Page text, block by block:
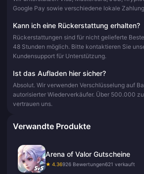
Google Pay sowie verschiedene lokale
Kann ich eine Rückerstattung erhalten?
Rückerstattungen sind für nicht gelieferte
48 Stunden möglich. Bitte kontaktieren Sie
Kundensupport für Unterstützung.
Ist das Aufladen hier sicher?
Absolut. Wir verwenden Verschlüsselung auf
autorisierter Wiederverkäufer. Über 500.000
vertrauen uns.
Verwandte Produkte
Arena of Valor Gutscheine
★ 4.36926 Bewertungen621 verkauft